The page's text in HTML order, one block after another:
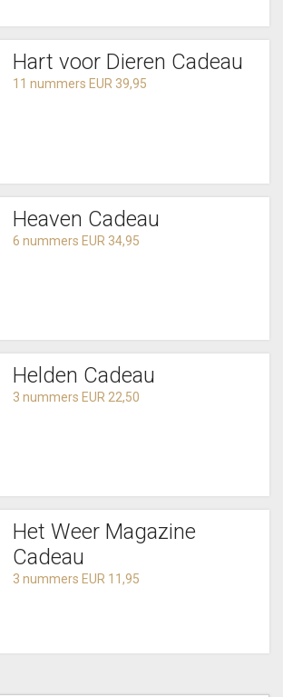
Hart voor Dieren Cadeau
11 nummers EUR 39,95
Heaven Cadeau
6 nummers EUR 34,95
Helden Cadeau
3 nummers EUR 22,50
Het Weer Magazine
Cadeau
3 nummers EUR 11,95